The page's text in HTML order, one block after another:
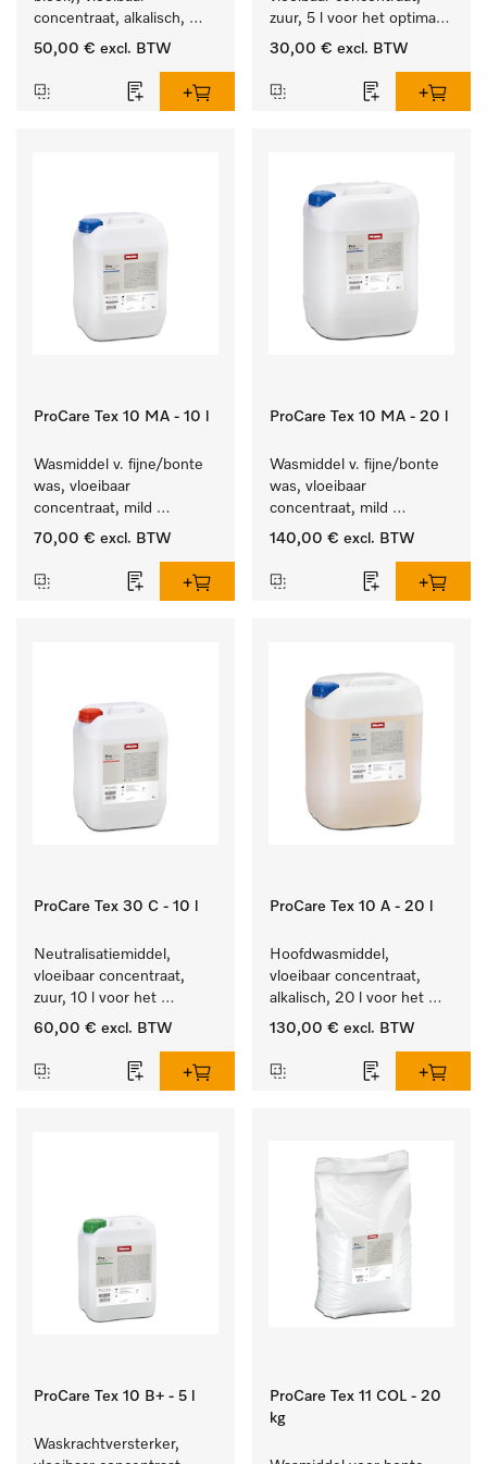
concentraat, alkalisch,
5 l voor het reinigen van
kleurechte bonte was.
50,00 € excl. BTW
zuur, 5 l voor het optimaal
beschermen van het
neutralisatie.
30,00 € excl. BTW
ProCare Tex 10 MA - 10 l
Wasmiddel v. fijne/bonte
was, vloeibaar
concentraat, mild
alkalisch, 10 l voor het
en gevoelig textiel.
70,00 € excl. BTW
ProCare Tex 10 MA - 20 l
Wasmiddel v. fijne/bonte
was, vloeibaar
concentraat, mild
alkalisch, 20 l voor het
en gevoelig textiel.
140,00 € excl. BTW
ProCare Tex 30 C - 10 l
Neutralisatiemiddel,
vloeibaar concentraat,
zuur, 10 l voor het
optimaal beschermen van
betrouwbare neutralisatie.
60,00 € excl. BTW
ProCare Tex 10 A - 20 l
Hoofdwasmiddel,
vloeibaar concentraat,
alkalisch, 20 l voor het
reinigen van wit wasgoed
130,00 € excl. BTW
ProCare Tex 10 B+ - 5 l
Waskrachtversterker,
ProCare Tex 11 COL - 20
kg